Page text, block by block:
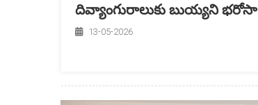
దివ్యాంగురాలుకు బుయ్యని భరోసా
13-05-2026